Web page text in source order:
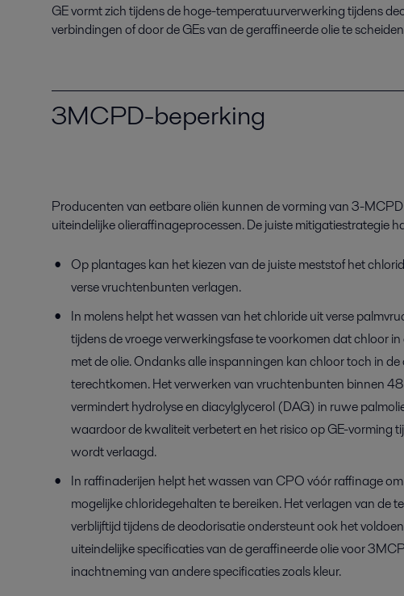
GE vormt zich tijdens de hoge-temperatuurverwerkingtijdens
verbindingen ofdoor de GEsvande geraffineerde olie te scheiden
3MCPD-beperking
Producenten van eetbare oliën kunnen de vorming van3-MCPD
uiteindelijkeolieraffinageprocessen.De juiste mitigatiestrategie
Op plantages kan het kiezen van de juiste meststof het
verse vruchtenbunten verlagen.
In molens helpt het wassen van het chloride uit verse
tijdens de vroege verwerkingsfase te voorkomen dat chloor
met de olie. Ondanks alle inspanningen kan chloor toch in de
terechtkomen. Het verwerken van vruchtenbunten binnen
vermindert hydrolyse en diacylglycerol (DAG) in ruwe
waardoor de kwaliteit verbetert en het risico op GE-vorming
wordt verlaagd.
In raffinaderijen helpt het wassen van CPO vóór raffinage
mogelijke chloridegehalten te bereiken. Het verlagen van de
verblijftijd tijdens de deodorisatie ondersteunt ook het
uiteindelijke specificaties van de geraffineerde olie voor
inachtneming van andere specificaties zoals kleur.